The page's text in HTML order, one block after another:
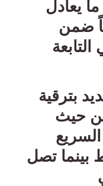
أي ما يعادل
ضمن
بترقية
حيث
إلى 45 واط بينما تصل